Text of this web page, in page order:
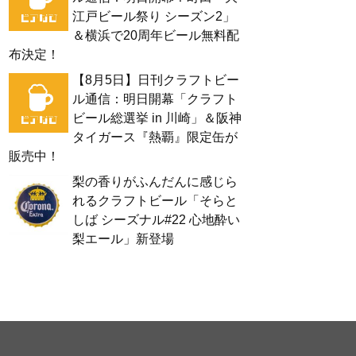
江戸ビール祭り シーズン2」
＆横浜で20周年ビール無料配
布決定！
【8月5日】日刊クラフトビー
ル通信：明日開幕「クラフト
ビール総選挙 in 川崎」＆阪神
タイガース『熱覇』限定缶が
販売中！
梨の香りがふんだんに感じら
れるクラフトビール「そらと
しば シーズナル#22 心地酔い
梨エール」新登場